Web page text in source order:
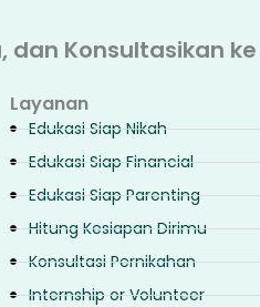
dan Konsultasikan
Layanan
Edukasi Siap Nikah
Edukasi Siap Financial
Edukasi Siap Parenting
Hitung Kesiapan Dirimu
Konsultasi Pernikahan
Internship or Volunteer